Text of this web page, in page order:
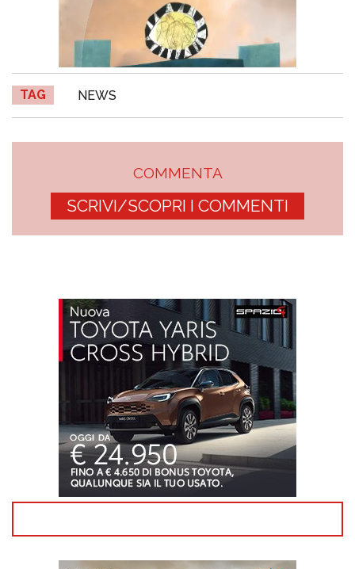
TAG NEWS
COMMENTA
SCRIVI/SCOPRI I COMMENTI